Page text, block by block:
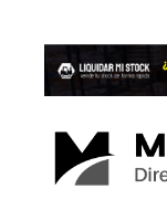
contenido